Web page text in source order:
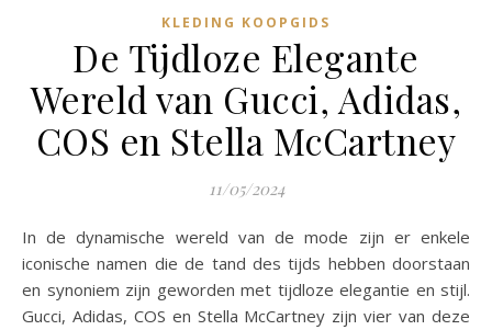
KLEDING KOOPGIDS
De Tijdloze Elegante
Wereld van Gucci, Adidas,
COS en Stella McCartney
11/05/2024
In de dynamische wereld van de mode zijn er enkele
iconische namen die de tand des tijds hebben doorstaan
en synoniem zijn geworden met tijdloze elegantie en stijl.
Gucci, Adidas, COS en Stella McCartney zijn vier van deze